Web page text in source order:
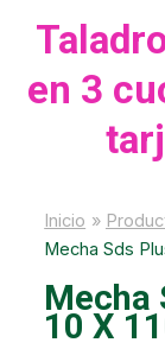
en 3
Inicio
Mecha Sds
Mecha
10 X